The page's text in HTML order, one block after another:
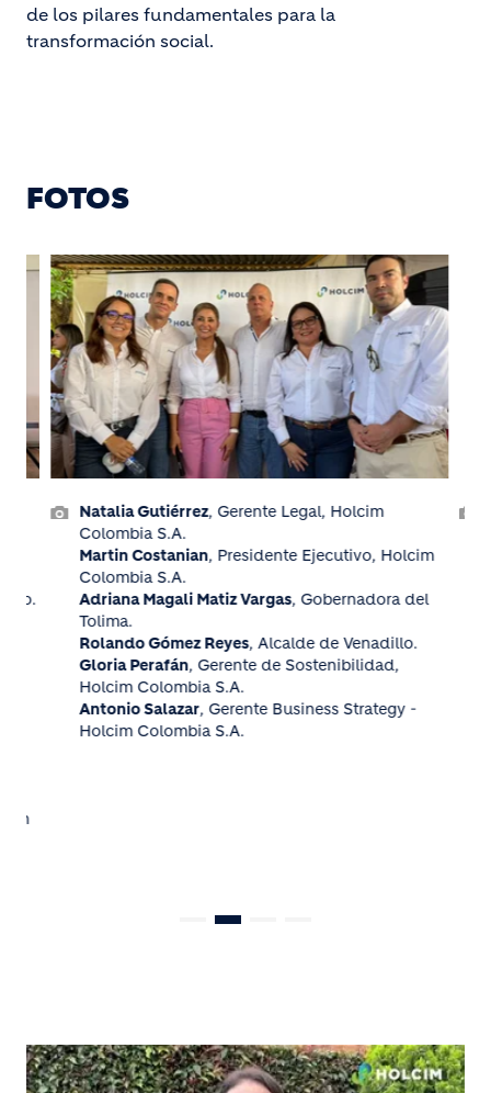
de los pilares fundamentales para la
transformación social.
FOTOS
Natalia Gutiérrez, Gerente Legal, Holcim
Colombia S.A.
Martin Costanian, Presidente Ejecutivo, Holcim
Colombia S.A.
Adriana Magali Matiz Vargas, Gobernadora del
Tolima.
Rolando Gómez Reyes, Alcalde de Venadillo.
Gloria Perafán, Gerente de Sostenibilidad,
Holcim Colombia S.A.
Antonio Salazar, Gerente Business Strategy -
Holcim Colombia S.A.